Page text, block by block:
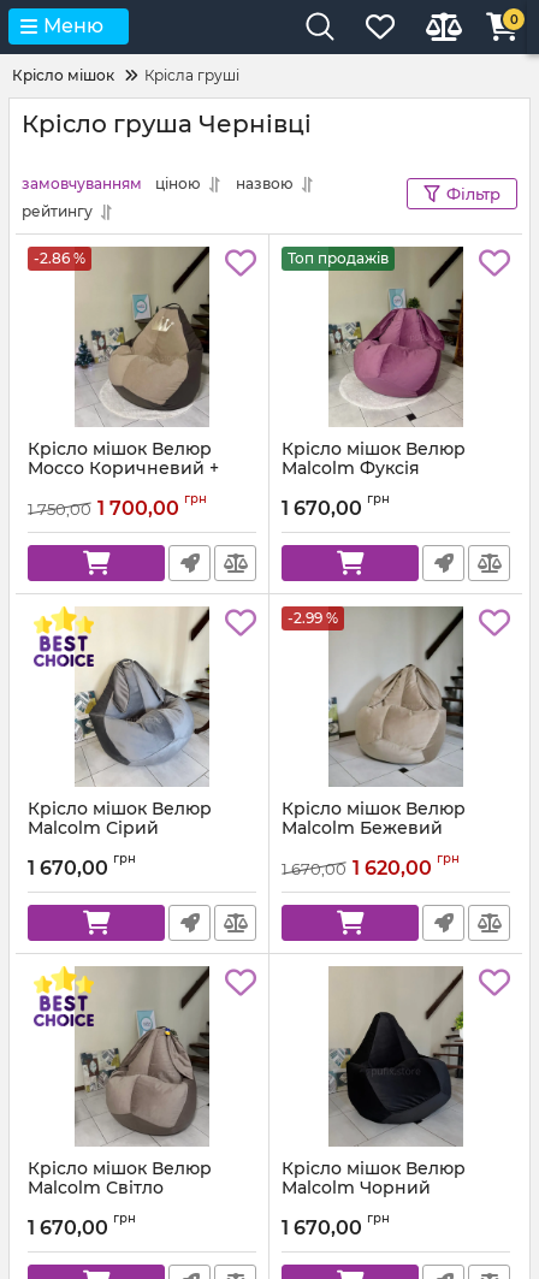
Меню 0
Крісло мішок Крісла груші
Крісло груша Чернівці
замовчуванням ціною
назвою
рейтингу
Фільтр
-2.86 %
Крісло мішок Велюр
Mocco Коричневий +
Корона
1 750,00 1 700,00 грн
Топ продажів
Крісло мішок Велюр
Malcolm Фуксія
1 670,00 грн
Крісло мішок Велюр
Malcolm Сірий
1 670,00 грн
-2.99 %
Крісло мішок Велюр
Malcolm Бежевий
1 670,00 1 620,00 грн
Крісло мішок Велюр
Malcolm Світло
Артикул: km-malcolm-22-l
1 670,00 грн
Крісло мішок Велюр
Malcolm Чорний
1 670,00 грн